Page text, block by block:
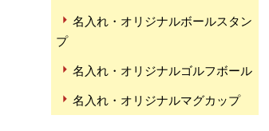
名入れ・オリジナルボールスタン
プ
名入れ・オリジナルゴルフボール
名入れ・オリジナルマグカップ